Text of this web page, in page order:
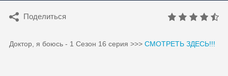
Поделиться
Доктор, я боюсь - 1 Сезон 16 серия >>>СМОТРЕТЬ ЗДЕСЬ!!!